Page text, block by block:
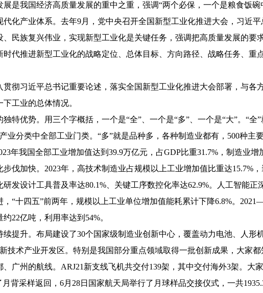
是我国经济高质量发展的重中之重，强调“两个必保，一个是粮食饭
代化产业体系。去年9月，党中央召开全国新型工业化推进大会，习近
、民族复兴伟业，实现新型工业化是关键任务，强调把高质量发展的要
时代推进新型工业化的战略定位、总体目标、方向路径、战略任务、重
贯彻习近平总书记重要论述，落实全国新型工业化推进大会部署，与
工业的总体情况。
特优势。用三个字概括，一个是“全”、一个是“多”、一个是“大”。“全
业分类中全部工业门类。“多”就是品种多，各种制造业都有，500种主
年我国全部工业增加值达到39.9万亿元，占GDP比重31.7%，制造业增
伐加快。2023年，高技术制造业占规模以上工业增加值比重达15.7%
发设计工具普及率达80.1%、关键工序数控化率达62.9%。人工智能
“十四五”前两年，规模以上工业单位增加值能耗累计下降6.8%。
22亿吨，利用率达到54%。
续提升。布局建设了30个国家级制造业创新中心，覆盖动力电池、人形
技术产业开发区。特别是我国部分重点领域取得一批创新成果，大家
、广州的航线。ARJ21新支线飞机共交付139架，其中交付海外3架。大
背采样返回，6月28日国家航天局举行了月球样品交接仪式，一共